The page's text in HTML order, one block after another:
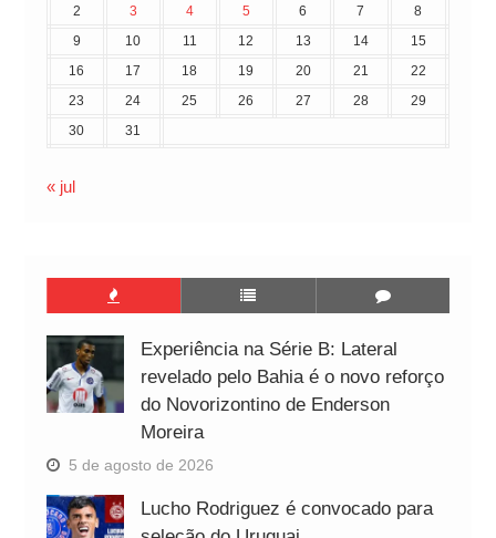
2
3 4 5 6 7
8
9
10 11 12 13 14
15
16
17 18 19 20 21
22
23
24 25 26 27 28
29
30
31
« jul
Experiência na Série B: Lateral
revelado pelo Bahia é o novo reforço
do Novorizontino de Enderson
Moreira
5 de agosto de 2026
Lucho Rodriguez é convocado para